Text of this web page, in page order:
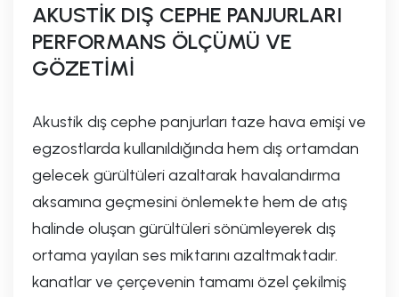
AKUSTİK DIŞ CEPHE PANJURLARI
PERFORMANS ÖLÇÜMÜ VE
GÖZETİMİ
Akustik dış cephe panjurları taze hava emişi ve
egzostlarda kullanıldığında hem dış ortamdan
gelecek gürültüleri azaltarak havalandırma
aksamına geçmesini önlemekte hem de atış
halinde oluşan gürültüleri sönümleyerek dış
ortama yayılan ses miktarını azaltmaktadır.
kanatlar ve çerçevenin tamamı özel çekilmiş